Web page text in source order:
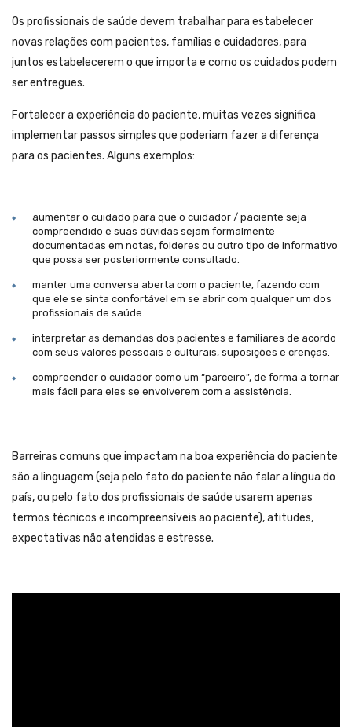
Os profissionais de saúde devem trabalhar para estabelecer
novas relações com pacientes, famílias e cuidadores, para
juntos estabelecerem o que importa e como os cuidados podem
ser entregues.
Fortalecer a experiência do paciente, muitas vezes significa
implementar passos simples que poderiam fazer a diferença
para os pacientes. Alguns exemplos:
aumentar o cuidado para que o cuidador / paciente seja
compreendido e suas dúvidas sejam formalmente
documentadas em notas, folderes ou outro tipo de informativo
que possa ser posteriormente consultado.
manter uma conversa aberta com o paciente, fazendo com
que ele se sinta confortável em se abrir com qualquer um dos
profissionais de saúde.
interpretar as demandas dos pacientes e familiares de acordo
com seus valores pessoais e culturais, suposições e crenças.
compreender o cuidador como um “parceiro”, de forma a tornar
mais fácil para eles se envolverem com a assistência.
Barreiras comuns que impactam na boa experiência do paciente
são a linguagem (seja pelo fato do paciente não falar a língua do
país, ou pelo fato dos profissionais de saúde usarem apenas
termos técnicos e incompreensíveis ao paciente), atitudes,
expectativas não atendidas e estresse.